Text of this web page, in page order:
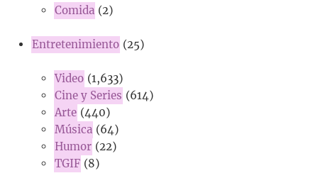
Comida (2)
Entretenimiento (25)
Video (1,633)
Cine y Series (614)
Arte (440)
Música (64)
Humor (22)
TGIF (8)